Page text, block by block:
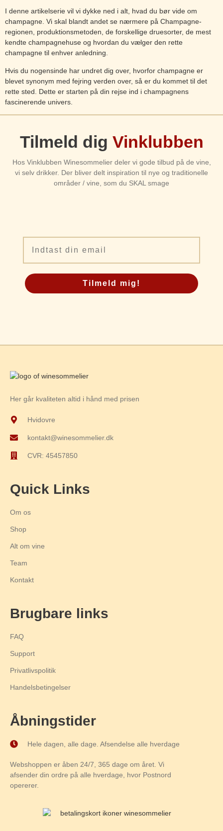
I denne artikelserie vil vi dykke ned i alt, hvad du bør vide om
champagne. Vi skal blandt andet se nærmere på Champagne-
regionen, produktionsmetoden, de forskellige druesorter, de mest
kendte champagnehuse og hvordan du vælger den rette
champagne til enhver anledning.
Hvis du nogensinde har undret dig over, hvorfor champagne er
blevet synonym med fejring verden over, så er du kommet til det
rette sted. Dette er starten på din rejse ind i champagnens
fascinerende univers.
Tilmeld dig Vinklubben
Hos Vinklubben Winesommelier deler vi gode tilbud på de vine,
vi selv drikker. Der bliver delt inspiration til nye og traditionelle
områder / vine, som du SKAL smage
Tilmeld mig!
Her går kvaliteten altid i hånd med prisen
Hvidovre
kontakt@winesommelier.dk
CVR: 45457850
Quick Links
Om os
Shop
Alt om vine
Team
Kontakt
Brugbare links
FAQ
Support
Privatlivspolitik
Handelsbetingelser
Åbningstider
Hele dagen, alle dage. Afsendelse alle hverdage
Webshoppen er åben 24/7, 365 dage om året. Vi
afsender din ordre på alle hverdage, hvor Postnord
opererer.